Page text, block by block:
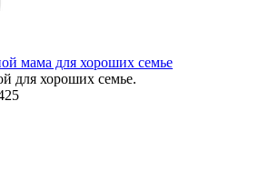
мама для хороших семье
для хороших семье.